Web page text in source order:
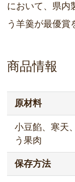
において、県内
う羊羹が最優賞
商品情報
原材料
小豆餡、寒天
う果肉
保存方法